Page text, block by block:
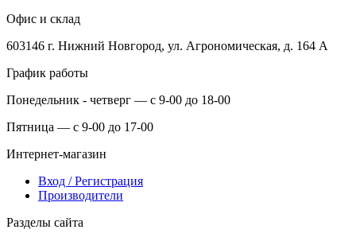
Офис и склад
603146 г. Нижний Новгород, ул. Агрономическая, д. 164 А
График работы
Понедельник - четверг — с 9-00 до 18-00
Пятница — с 9-00 до 17-00
Интернет-магазин
Вход / Регистрация
Производители
Разделы сайта